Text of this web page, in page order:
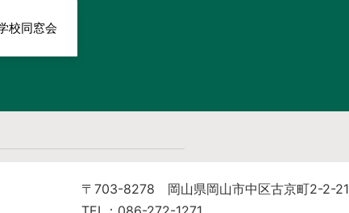
校同窓会
〒703-8278 岡山県岡山市中区古京町2-2-21